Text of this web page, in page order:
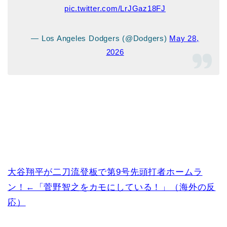
pic.twitter.com/LrJGaz18FJ
— Los Angeles Dodgers (@Dodgers) May 28,
2026
大谷翔平が二刀流登板で第9号先頭打者ホームラ
ン！←「菅野智之をカモにしている！」（海外の反
応）